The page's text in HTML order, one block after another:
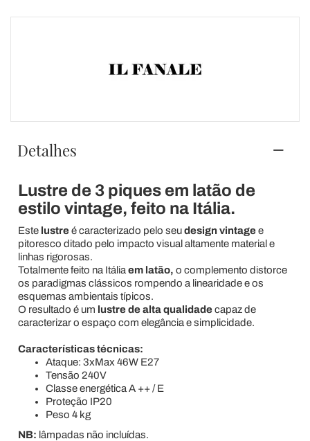
Detalhes
Lustre de 3 piques em latão de
estilo vintage, feito na Itália.
Este lustreé caracterizado pelo seudesign vintagee
pitoresco ditado pelo impacto visual altamente material e
linhas rigorosas.
Totalmente feito na Itália em latão, o complemento distorce
os paradigmas clássicos rompendo a linearidade e os
esquemas ambientais típicos.
O resultado é um lustre de alta qualidadecapaz de
caracterizar o espaço com elegância e simplicidade.
Características técnicas:
Ataque: 3xMax 46W E27
Tensão 240V
Classe energética A ++ / E
Proteção IP20
Peso 4 kg
NB: lâmpadas não incluídas.